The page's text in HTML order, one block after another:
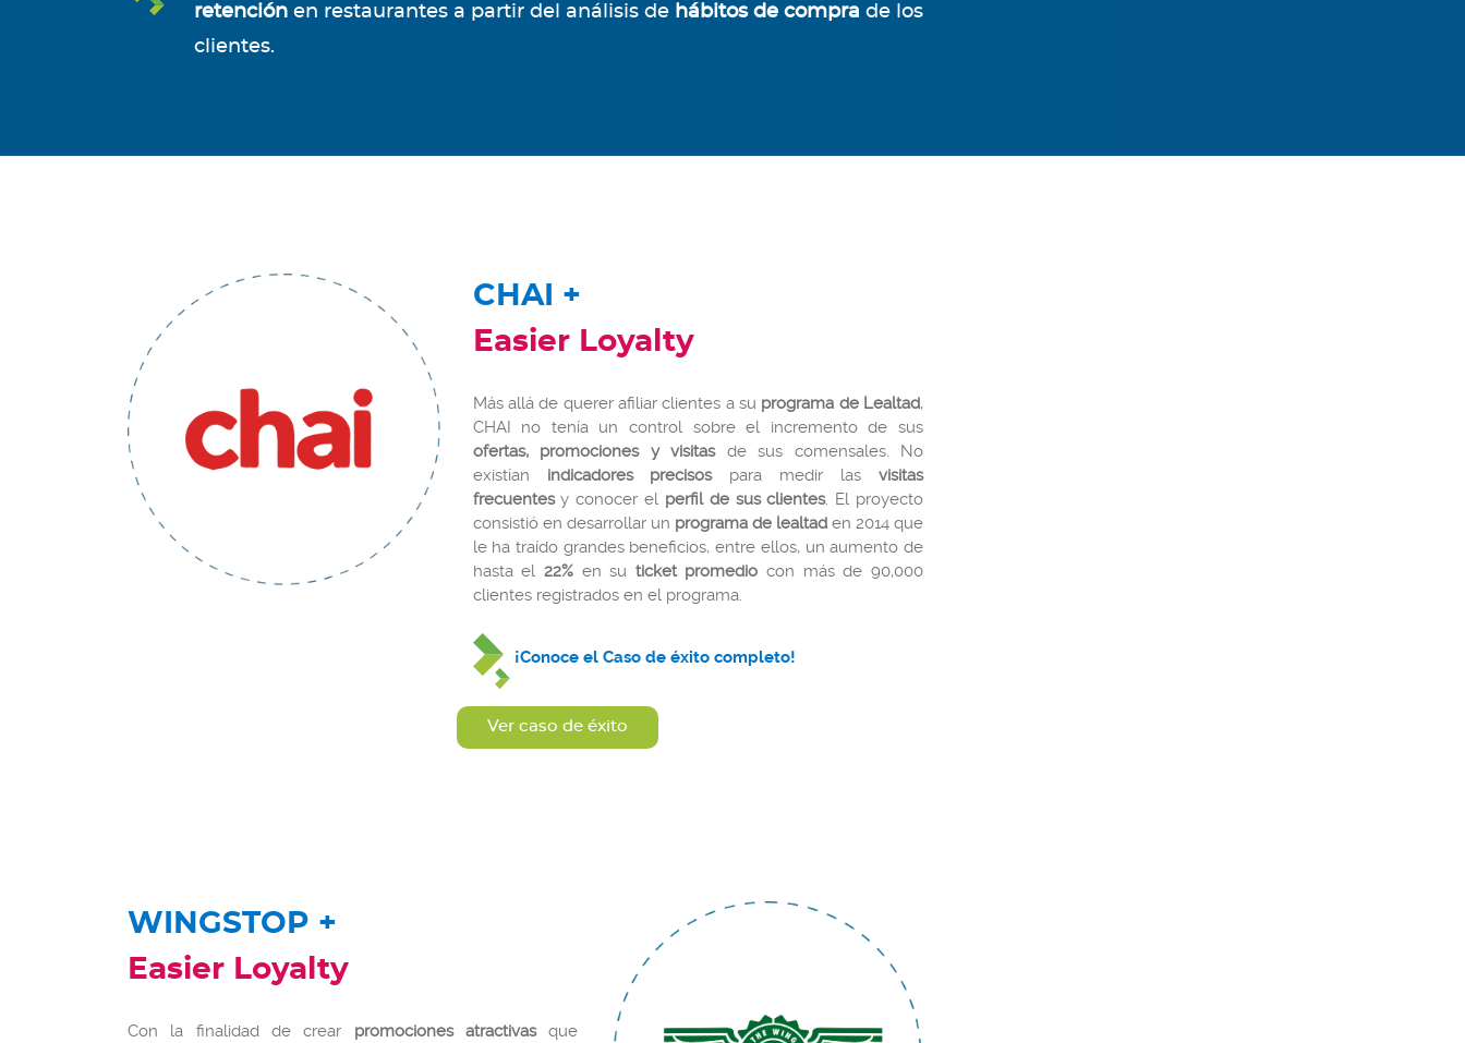
retenciónen restaurantes a partir del análisis de hábitos de compra de los
clientes.
CHAI +
Easier Loyalty
Más allá de querer afiliar clientes a su programa de Lealtad,
CHAI no tenía un control sobre el incremento de sus
ofertas, promociones y visitasde sus comensales. No
existían indicadores precisospara medir las visitas
frecuentesy conocer el perfil de sus clientes. El proyecto
consistió en desarrollar un programa de lealtaden 2014 que
le ha traído grandes beneficios, entre ellos, un aumento de
hasta el 22%en su ticket promedio con más de 90,000
clientes registrados en el programa.
¡Conoce el Caso de éxito completo!
Ver caso de éxito
WINGSTOP +
Easier Loyalty
Con la finalidad de crear promociones atractivasque